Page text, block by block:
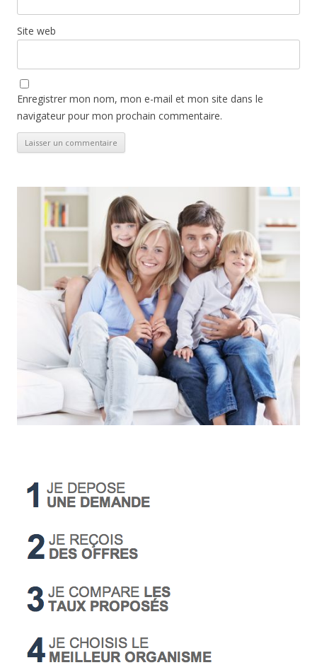
Site web
Enregistrer mon nom, mon e-mail et mon site dans le
navigateur pour mon prochain commentaire.